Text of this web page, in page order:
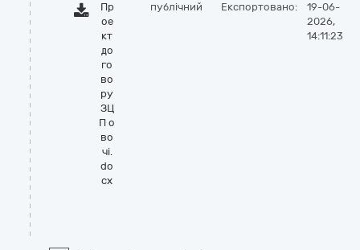
Пр
ое
кт
до
го
во
ру
ЗЦ
П о
во
чі.
do
cx
публічний Експортовано:
19-06-
2026,
14:11:23